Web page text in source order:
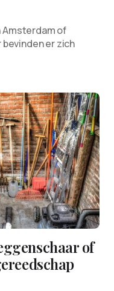
Amsterdam of
er zich
of